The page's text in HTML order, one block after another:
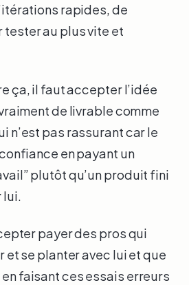
rapides, de
au plus vite et
ça, il faut accepter l’idée
de livrable comme
n’est pas rassurant car le
en payant un
plutôt qu’un produit fini
lui.
payer des pros qui
et se planter avec lui et que
faisant ces essais erreurs